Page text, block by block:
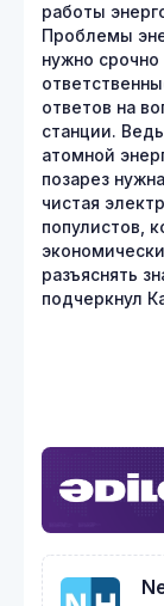
работы
Проблемы
нужно
ответов на
станции.
атомной
позарез
чистая
популистов,
разъяснять
подчеркнул